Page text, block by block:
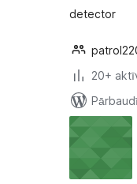
detector
20+